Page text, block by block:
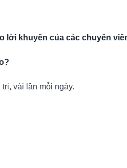
khuyên của các chuyên
vài lần mỗi ngày.